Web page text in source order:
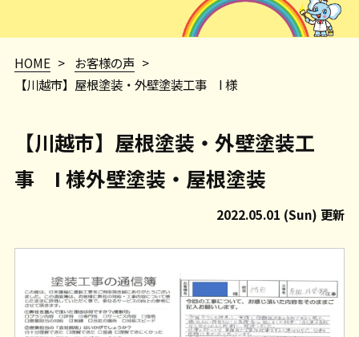
HOME> お客様の声>
【川越市】屋根塗装・外壁塗装工事 I 様
【川越市】屋根塗装・外壁塗装工
事 I 様外壁塗装・屋根塗装
2022.05.01 (Sun) 更新